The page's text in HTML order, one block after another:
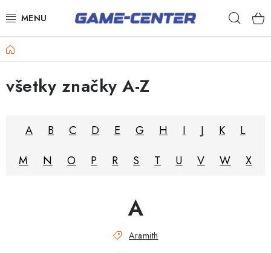
na
Šípky
Stolný futbal
Domov
všetky značky A-Z
A B C D E G H I J K
L
M
N O P R S T U V W X
A
Aramith